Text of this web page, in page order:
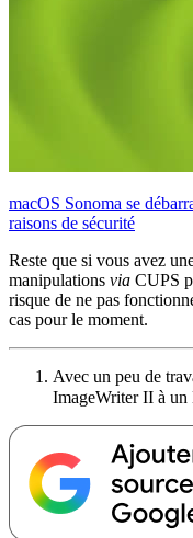
macOS Sonoma se
raisons de sécurité
Reste que si vous avez
manipulations via CUPS
risque de ne pas
cas pour le moment.
Avec un peu de
ImageWriter II à un